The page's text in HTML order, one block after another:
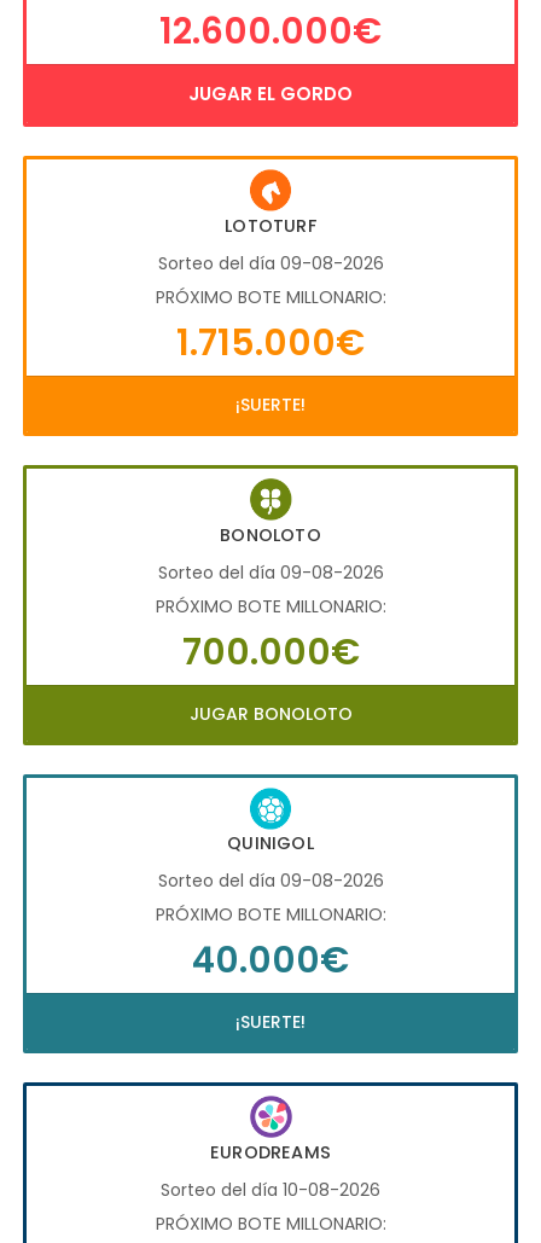
12.600.000€
JUGAR EL GORDO
LOTOTURF
Sorteo del día 09-08-2026
PRÓXIMO BOTE MILLONARIO:
1.715.000€
¡SUERTE!
BONOLOTO
Sorteo del día 09-08-2026
PRÓXIMO BOTE MILLONARIO:
700.000€
JUGAR BONOLOTO
QUINIGOL
Sorteo del día 09-08-2026
PRÓXIMO BOTE MILLONARIO:
40.000€
¡SUERTE!
EURODREAMS
Sorteo del día 10-08-2026
PRÓXIMO BOTE MILLONARIO: